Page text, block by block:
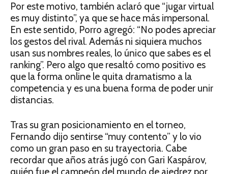
Por este motivo, también aclaró que “jugar virtual
es muy distinto”, ya que se hace más impersonal.
En este sentido, Porro agregó: “No podes apreciar
los gestos del rival. Además ni siquiera muchos
usan sus nombres reales, lo único que sabes es el
ranking”. Pero algo que resaltó como positivo es
que la forma online le quita dramatismo a la
competencia y es una buena forma de poder unir
distancias.
Tras su gran posicionamiento en el torneo,
Fernando dijo sentirse “muy contento” y lo vio
como un gran paso en su trayectoria. Cabe
recordar que años atrás jugó con Gari Kaspárov,